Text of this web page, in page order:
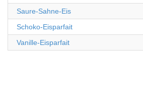
Saure-Sahne-Eis
Schoko-Eisparfait
Vanille-Eisparfait